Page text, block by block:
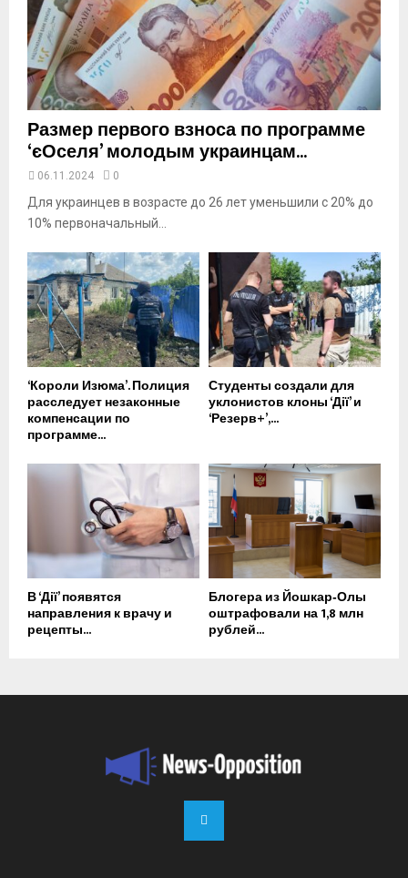
u
e
Размер первого взноса по программе
‘єОселя’ молодым украинцам...
06.11.2024 0
Для украинцев в возрасте до 26 лет уменьшили с 20% до
10% первоначальный...
‘Короли Изюма’. Полиция
расследует незаконные
компенсации по
программе...
Студенты создали для
уклонистов клоны ‘Дії’ и
‘Резерв+’,...
В ‘Дії’ появятся
направления к врачу и
рецепты...
Блогера из Йошкар‑Олы
оштрафовали на 1,8 млн
рублей...